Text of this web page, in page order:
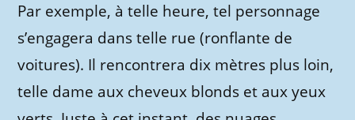
Par exemple, à telle heure, tel personnage
s’engagera dans telle rue (ronflante de
voitures). Il rencontrera dix mètres plus loin,
telle dame aux cheveux blonds et aux yeux